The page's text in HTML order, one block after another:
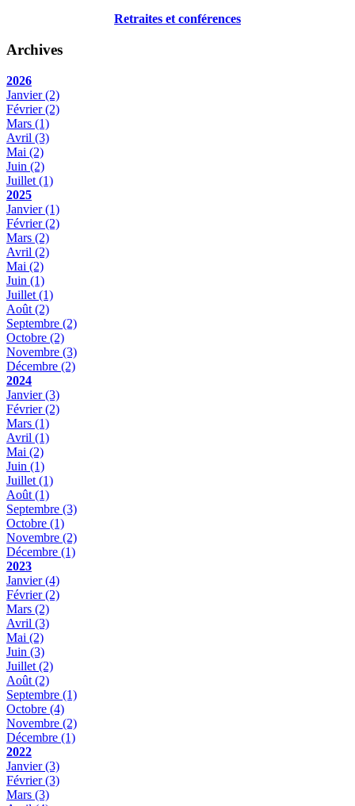
Retraites et conférences
Archives
2026
Janvier(2)
Février(2)
Mars (1)
Avril (3)
Mai (2)
Juin (2)
Juillet (1)
2025
Janvier(1)
Février(2)
Mars (2)
Avril (2)
Mai (2)
Juin (1)
Juillet (1)
Août (2)
Septembre (2)
Octobre (2)
Novembre (3)
Décembre (2)
2024
Janvier(3)
Février(2)
Mars (1)
Avril (1)
Mai (2)
Juin (1)
Juillet (1)
Août (1)
Septembre (3)
Octobre (1)
Novembre (2)
Décembre (1)
2023
Janvier(4)
Février(2)
Mars (2)
Avril (3)
Mai (2)
Juin (3)
Juillet (2)
Août (2)
Septembre (1)
Octobre (4)
Novembre (2)
Décembre (1)
2022
Janvier(3)
Février(3)
Mars (3)